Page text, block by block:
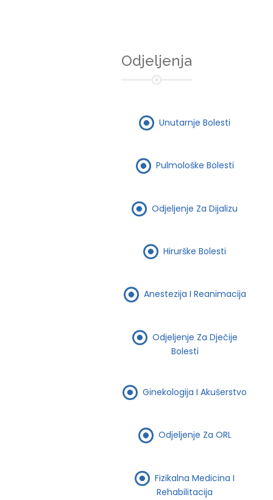
Odjeljenja
Unutarnje Bolesti
Pulmološke Bolesti
Odjeljenje Za Dijalizu
Hirurške Bolesti
Anestezija I Reanimacija
Odjeljenje Za Dječije
Bolesti
Ginekologija I Akušerstvo
Odjeljenje Za ORL
Fizikalna Medicina I
Rehabilitacija